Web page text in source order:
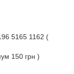
5165 1162 (
150 грн )